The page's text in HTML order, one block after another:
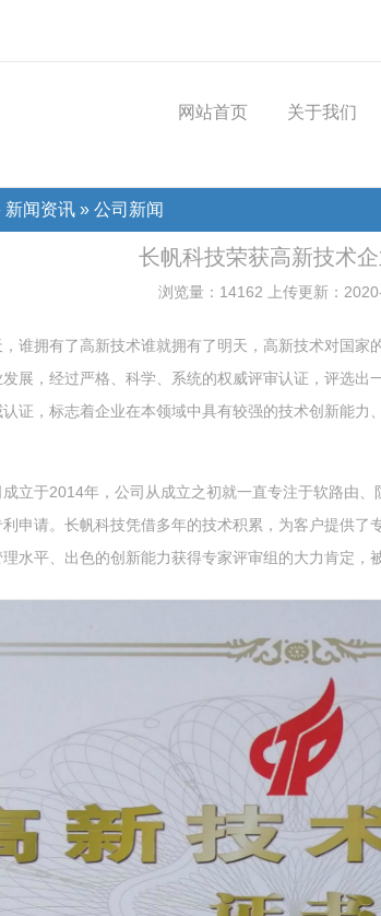
网站首页 关于我们
新闻资讯 » 公司新闻
长帆科技荣获高新技术
浏览量：14162 上传更新：
谁拥有了高新技术谁就拥有了明天，高新技术对国
展，经过严格、科学、系统的权威评审认证，评选
证，标志着企业在本领域中具有较强的技术创新能
成立于2014年，公司从成立之初就一直专注于软路由
申请。长帆科技凭借多年的技术积累，为客户提供
水平、出色的创新能力获得专家评审组的大力肯定，